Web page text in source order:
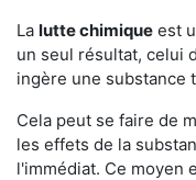
La lutte chimique est
un seul résultat, celui
ingère une substance
Cela peut se faire de
les effets de la
l'immédiat. Ce moyen